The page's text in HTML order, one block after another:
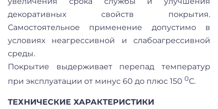
декоративных свойств покрытия.
Самостоятельное применение допустимо в
условиях неагрессивной и слабоагрессивной
среды.
Покрытие выдерживает перепад температур
при эксплуатации от минус 60 до плюс 150 0С.
ТЕХНИЧЕСКИЕ ХАРАКТЕРИСТИКИ